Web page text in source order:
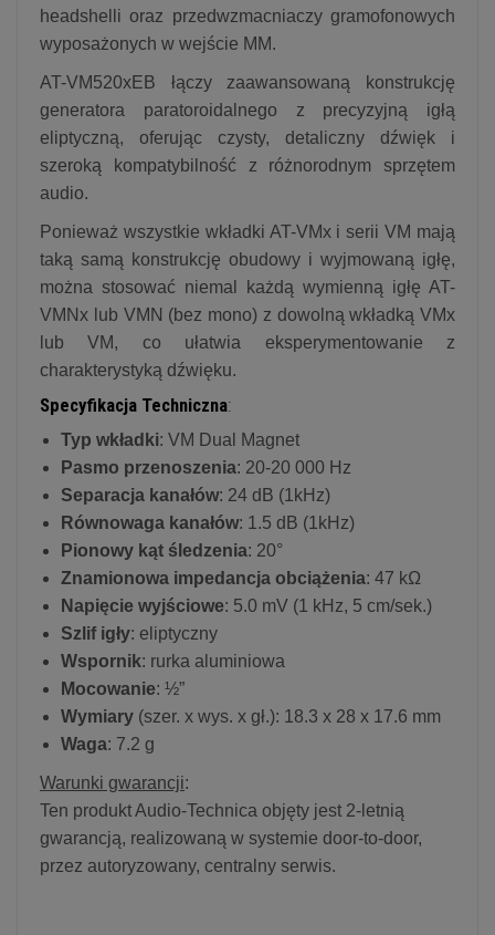
headshelli oraz przedwzmacniaczy gramofonowych
wyposażonych w wejście MM.
AT-VM520xEB łączy zaawansowaną konstrukcję
generatora paratoroidalnego z precyzyjną igłą
eliptyczną, oferując czysty, detaliczny dźwięk i
szeroką kompatybilność z różnorodnym sprzętem
audio.
Ponieważ wszystkie wkładki AT-VMx i serii VM mają
taką samą konstrukcję obudowy i wyjmowaną igłę,
można stosować niemal każdą wymienną igłę AT-
VMNx lub VMN (bez mono) z dowolną wkładką VMx
lub VM, co ułatwia eksperymentowanie z
charakterystyką dźwięku.
Specyfikacja Techniczna:
Typ wkładki: VM Dual Magnet
Pasmo przenoszenia: 20-20 000 Hz
Separacja kanałów: 24 dB (1kHz)
Równowaga kanałów: 1.5 dB (1kHz)
Pionowy kąt śledzenia: 20°
Znamionowa impedancja obciążenia: 47 kΩ
Napięcie wyjściowe: 5.0 mV (1 kHz, 5 cm/sek.)
Szlif igły: eliptyczny
Wspornik: rurka aluminiowa
Mocowanie: ½”
Wymiary (szer. x wys. x gł.): 18.3 x 28 x 17.6 mm
Waga: 7.2 g
Warunki gwarancji:
Ten produkt Audio-Technica objęty jest 2-letnią
gwarancją, realizowaną w systemie door-to-door,
przez autoryzowany, centralny serwis.